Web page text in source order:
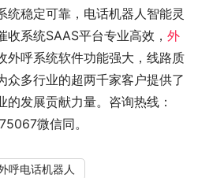
统稳定可靠，电话机器人智能灵
系统SAAS平台专业高效， 外
外呼系统软件功能强大，线路质
众多行业的超两千家客户提供了
发展贡献力量。咨询热线：
微信同。
呼电话机器人